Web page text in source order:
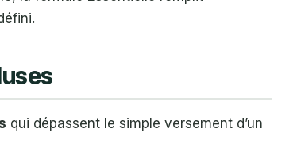
qui dépassent le simple versement d’un